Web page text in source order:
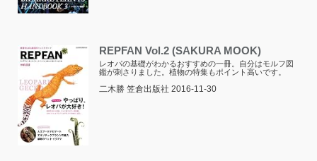
REPFAN Vol.2 (SAKURA MOOK)
レオパの基礎がわかるおすすめの一冊。自分はモルフ図
鑑が刺さりました。植物の特集もポイント高いです。
二木勝 笠倉出版社 2016-11-30